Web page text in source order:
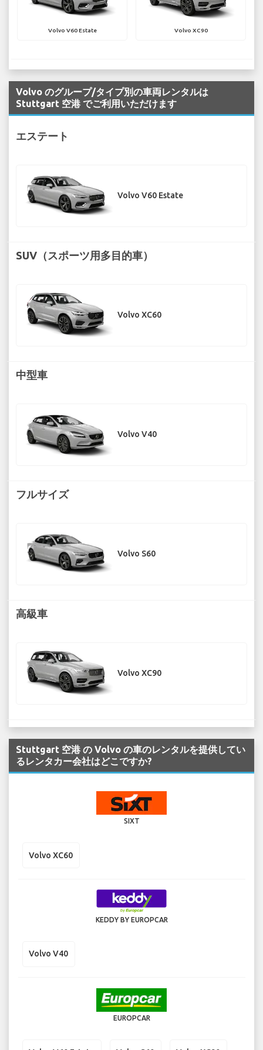
Volvo V60 Estate Volvo XC90
Volvo のグループ/タイプ別の車両レンタルは
Stuttgart 空港 でご利用いただけます
エステート
Volvo V60 Estate
SUV（スポーツ用多目的車）
Volvo XC60
中型車
Volvo V40
フルサイズ
Volvo S60
高級車
Volvo XC90
Stuttgart 空港 の Volvo の車のレンタルを提供してい
るレンタカー会社はどこですか?
SIXT
Volvo XC60
KEDDY BY EUROPCAR
Volvo V40
EUROPCAR